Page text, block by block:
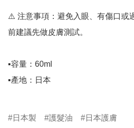
⚠️ 注意事項：避免入眼、有傷口或
前建議先做皮膚測試。
▪️容量：60ml
▪️產地：日本
日本製 護髮油 日本護膚